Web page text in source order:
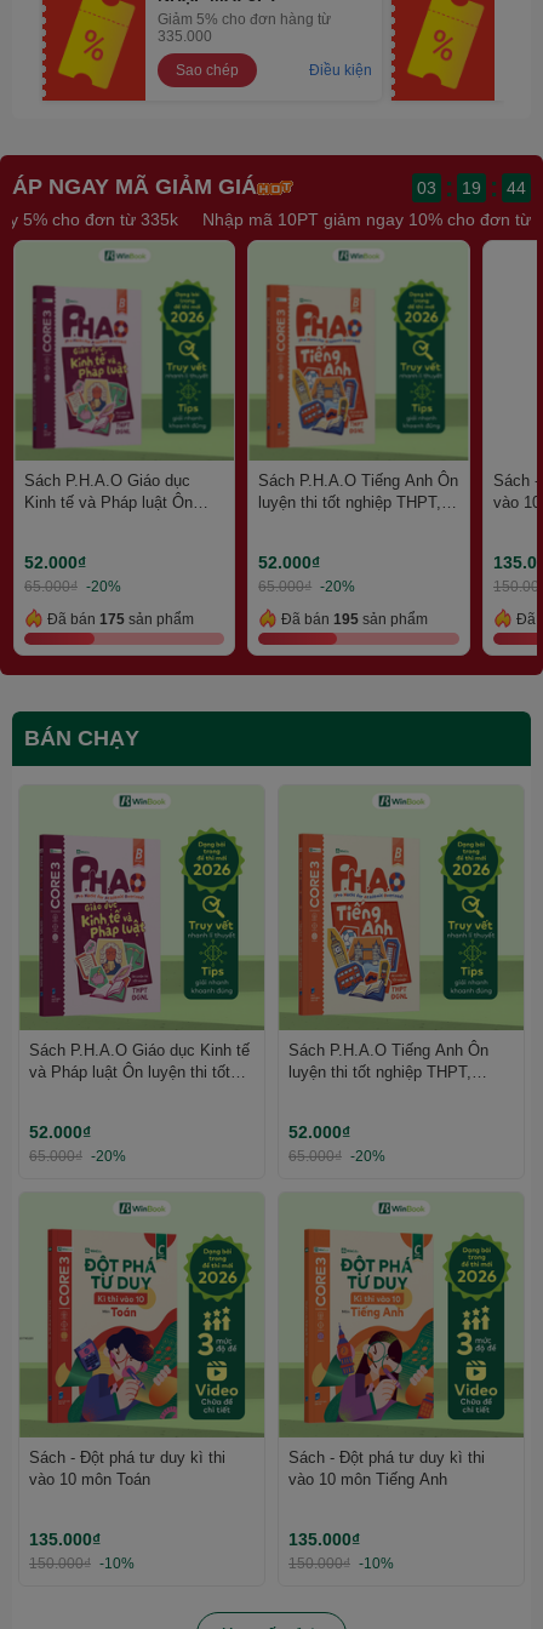
Giảm 5% cho đơn hàng từ
335.000
Sao chép
Điều kiện
ÁP NGAY MÃ GIẢM GIÁ 03 : 19 : 43
ngay 5% cho đơn từ 335k
Nhập mã 10PT giảm ngay 10% cho
Sách P.H.A.O Giáo dục
Kinh tế và Pháp luật Ôn
52.000₫
65.000₫ -20%
Đã bán 175 sản phẩm
Sách P.H.A.O Tiếng Anh Ôn
luyện thi tốt nghiệp THPT,
52.000₫
65.000₫ -20%
Đã bán195 sản phẩm
Sách
vào
Đã
BÁN CHẠY
Sách P.H.A.O Giáo dục Kinh tế
và Pháp luật Ôn luyện thi tốt
52.000₫
65.000₫ -20%
Sách P.H.A.O Tiếng Anh Ôn
luyện thi tốt nghiệp THPT,
52.000₫
65.000₫ -20%
Sách - Đột phá tư duy kì thi
vào 10 môn Toán
135.000₫
150.000₫ -10%
Sách - Đột phá tư duy kì thi
vào 10 môn Tiếng Anh
135.000₫
150.000₫ -10%